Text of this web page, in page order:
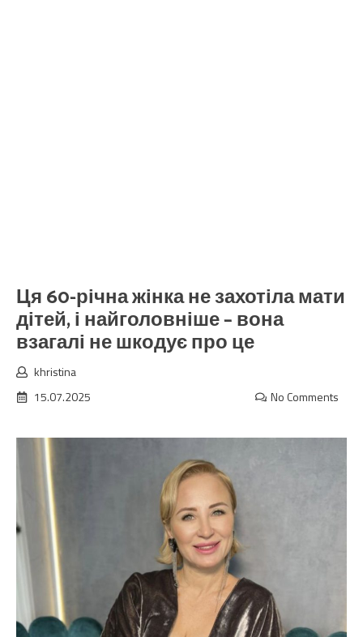
Ця 60-річна жінка не захотіла мати
дітей, і найголовніше – вона
взагалі не шкодує про це
khristina
15.07.2025
No Comments